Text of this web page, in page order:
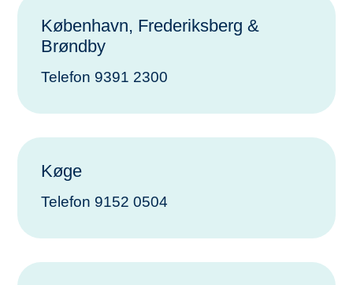
København, Frederiksberg &
Brøndby
Telefon 9391 2300
Køge
Telefon 9152 0504